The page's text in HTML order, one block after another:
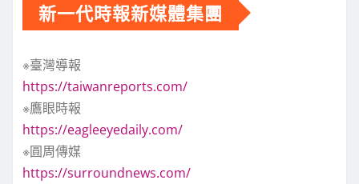
新一代時報新媒體集團
※臺灣導報
https://taiwanreports.com/
※鷹眼時報
https://eagleeyedaily.com/
※圓周傳媒
https://surroundnews.com/